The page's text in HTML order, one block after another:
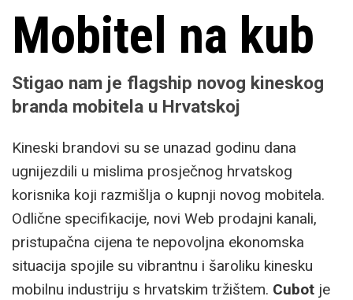
Mobitel na kub
Stigao nam je flagship novog kineskog
branda mobitela u Hrvatskoj
Kineski brandovi su se unazad godinu dana
ugnijezdili u mislima prosječnog hrvatskog
korisnika koji razmišlja o kupnji novog mobitela.
Odlične specifikacije, novi Web prodajni kanali,
pristupačna cijena te nepovoljna ekonomska
situacija spojile su vibrantnu i šaroliku kinesku
mobilnu industriju s hrvatskim tržištem. Cubot je